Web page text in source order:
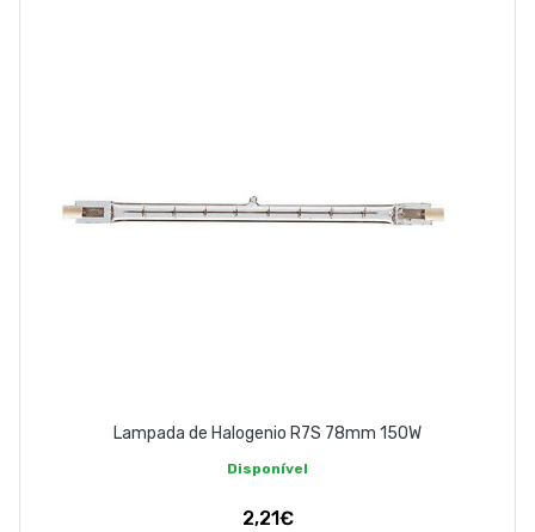
Lampada de Halogenio R7S 78mm 150W
Disponível
2,21€